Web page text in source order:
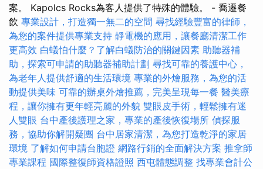
案。 Kapolcs Rocks為客人提供了特殊的體驗。 - 喬遷餐
飲 專業設計，打造獨一無二的空間 尋找經驗豐富的律師，
為您的案件提供專業支持 靜電機的應用，讓餐廳清潔工作
更高效 白蟻怕什麼？了解白蟻防治的關鍵因素 助聽器補
助，探索可申請的助聽器補助計劃 尋找可靠的養護中心，
為老年人提供舒適的生活環境 專業的外燴服務，為您的活
動提供美味 可靠的辦桌外燴推薦，完美呈現每一餐 醫美療
程，讓你擁有更年輕亮麗的外貌 雙眼皮手術，輕鬆擁有迷
人雙眼 台中產後護理之家，專業的產後恢復場所 偵探服
務，協助你解開疑團 台中居家清潔，為您打造乾淨的家居
環境 了解如何申請台胞證 網路行銷的全面解決方案 推拿師
專業課程 國際整復師資格證照 西屯體態調整 找專業會計公